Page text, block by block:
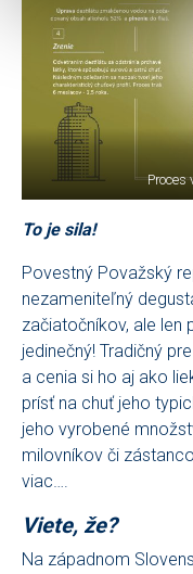
Proces
To je sila!
Povestný Považský
nezameniteľný
začiatočníkov, ale len
jedinečný! Tradičný
a cenia si ho aj ako
prísť na chuť jeho
jeho vyrobené
milovníkov či
viac….
Viete, že?
Na západnom